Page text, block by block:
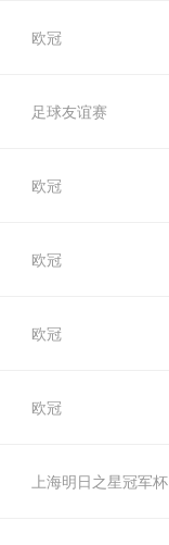
欧冠
足球友谊赛
欧冠
欧冠
欧冠
欧冠
上海明日之星冠军杯